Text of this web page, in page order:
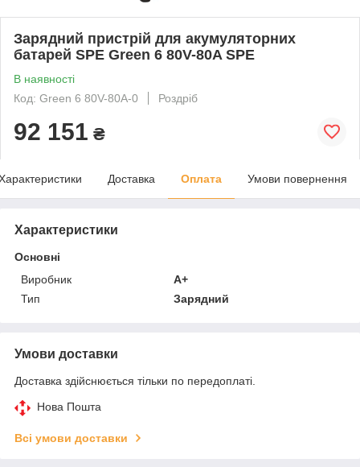
Зарядний пристрій для акумуляторних
батарей SPE Green 6 80V-80A SPE
В наявності
Код: Green 6 80V-80A-0
Роздріб
92 151 ₴
Доставка Оплата Умови повернення
Характеристики
Основні
Виробник
A+
Тип
Зарядний
Умови доставки
Доставка здійснюється тільки по передоплаті.
Нова Пошта
Всі умови доставки